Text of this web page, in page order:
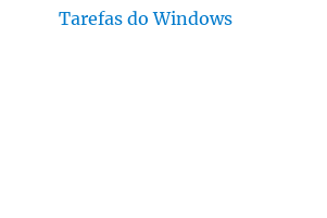
Tarefas do Windows